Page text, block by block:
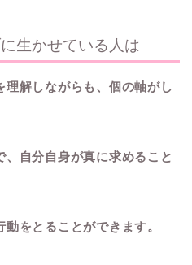
生かせている人は
理解しながらも、個の軸がし
、自分自身が真に求めること
をとることができます。